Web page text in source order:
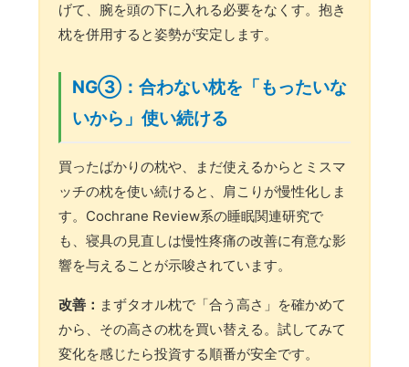
げて、腕を頭の下に入れる必要をなくす。抱き
枕を併用すると姿勢が安定します。
NG③：合わない枕を「もったいな
いから」使い続ける
買ったばかりの枕や、まだ使えるからとミスマ
ッチの枕を使い続けると、肩こりが慢性化しま
す。Cochrane Review系の睡眠関連研究で
も、寝具の見直しは慢性疼痛の改善に有意な影
響を与えることが示唆されています。
改善： まずタオル枕で「合う高さ」を確かめて
から、その高さの枕を買い替える。試してみて
変化を感じたら投資する順番が安全です。